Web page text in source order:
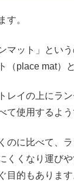
す。
ット」という
（place mat）
レイの上にラ
て使用するよう
のに比べて、
くくなり運び
目的もあります